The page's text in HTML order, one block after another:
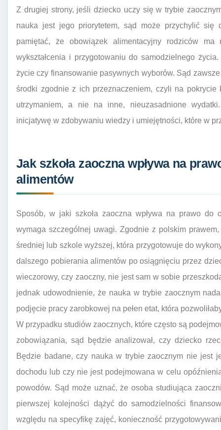
Z drugiej strony, jeśli dziecko uczy się w trybie
nauka jest jego priorytetem, sąd może przychylić się
pamiętać, że obowiązek alimentacyjny rodziców
wykształcenia i przygotowaniu do samodzielnego
życie czy finansowanie pasywnych wyborów. Sąd
środki zgodnie z ich przeznaczeniem, czyli na
utrzymaniem, a nie na inne, nieuzasadnione
inicjatywę w zdobywaniu wiedzy i umiejętności, które w
Jak szkoła zaoczna wpływa na
alimentów
Sposób, w jaki szkoła zaoczna wpływa na prawo do
wymaga szczególnej uwagi. Zgodnie z polskim
średniej lub szkole wyższej, która przygotowuje do
dalszego pobierania alimentów po osiągnięciu przez
wieczorowy, czy zaoczny, nie jest sam w sobie
jednak udowodnienie, że nauka w trybie zaocznym
podjęcie pracy zarobkowej na pełen etat, która
W przypadku studiów zaocznych, które często są
zobowiązania, sąd będzie analizował, czy dziecko
Będzie badane, czy nauka w trybie zaocznym nie jest
dochodu lub czy nie jest podejmowana w celu
powodów. Sąd może uznać, że osoba studiująca
pierwszej kolejności dążyć do samodzielności
względu na specyfikę zajęć, konieczność